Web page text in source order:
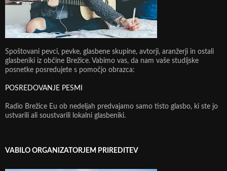
Spoštovani pevci, pevke, glasbene skupine, avtorji, aranžerji in ostali
glasbeniki iz občine Brežice. Vabimo vas, da nam vaše studijske
posnetke posredujete s pomočjo obrazca:
POSREDOVANJE PESMI
Radio Brežice Eu ob nedeljah predvajamo samo tisto glasbo, ki ste jo
ustvarili ali soustvarili lokalni glasbeniki.
VABILO ORGANIZATORJEM PRIREDITEV